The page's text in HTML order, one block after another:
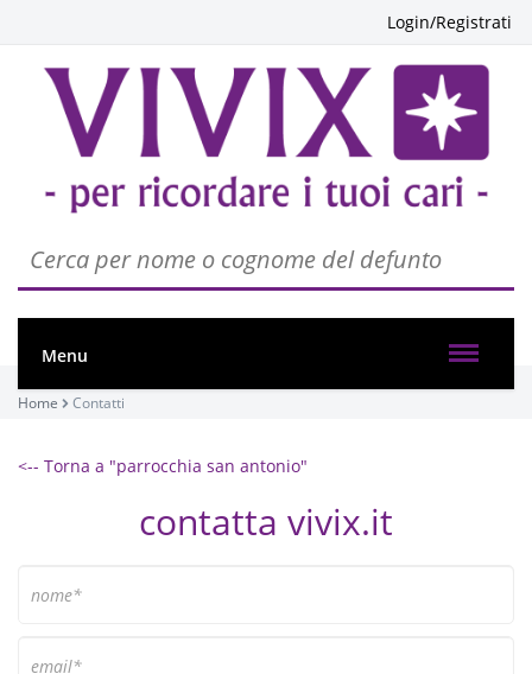
Login/Registrati
Menu
Home Contatti
<-- Torna a "parrocchia san antonio"
contatta vivix.it